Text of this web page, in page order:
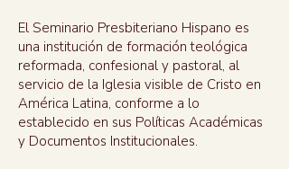
El Seminario Presbiteriano Hispano es
una institución de formación teológica
reformada, confesional y pastoral, al
servicio de la Iglesia visible de Cristo en
América Latina, conforme a lo
establecido en sus Políticas Académicas
y Documentos Institucionales.